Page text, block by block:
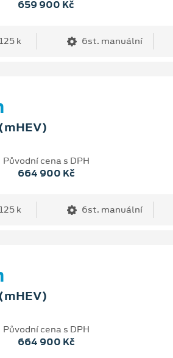
659 900 Kč
k 6st. manuální
Původní cena s DPH
664 900 Kč
k 6st. manuální
Původní cena s DPH
664 900 Kč